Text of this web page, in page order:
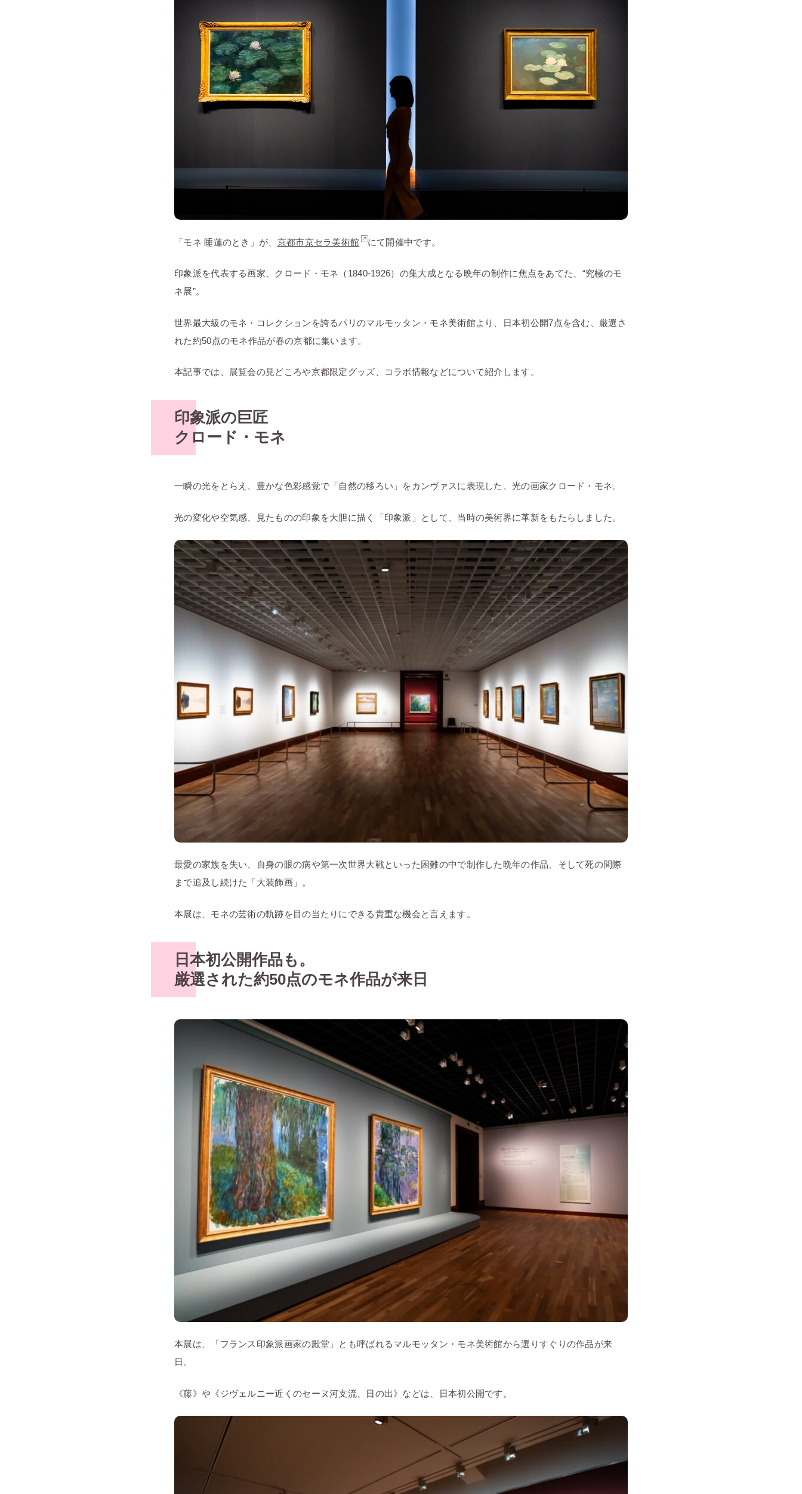
「モネ 睡蓮のとき」が、 京都市京セラ美術館 にて開催中です。
印象派を代表する画家、クロード・モネ（1840-1926）の集大成となる晩年の制作に焦点をあてた、“究極のモ
ネ展”。
世界最大級のモネ・コレクションを誇るパリのマルモッタン・モネ美術館より、日本初公開7点を含む、厳選さ
れた約50点のモネ作品が春の京都に集います。
本記事では、展覧会の見どころや京都限定グッズ、コラボ情報などについて紹介します。
印象派の巨匠
クロード・モネ
一瞬の光をとらえ、豊かな色彩感覚で「自然の移ろい」をカンヴァスに表現した、光の画家クロード・モネ。
光の変化や空気感、見たものの印象を大胆に描く「印象派」として、当時の美術界に革新をもたらしました。
最愛の家族を失い、自身の眼の病や第一次世界大戦といった困難の中で制作した晩年の作品、そして死の間際
まで追及し続けた「大装飾画」。
本展は、モネの芸術の軌跡を目の当たりにできる貴重な機会と言えます。
日本初公開作品も。
厳選された約50点のモネ作品が来日
本展は、「フランス印象派画家の殿堂」とも呼ばれるマルモッタン・モネ美術館から選りすぐりの作品が来
日。
《藤》や《ジヴェルニー近くのセーヌ河支流、日の出》などは、日本初公開です。